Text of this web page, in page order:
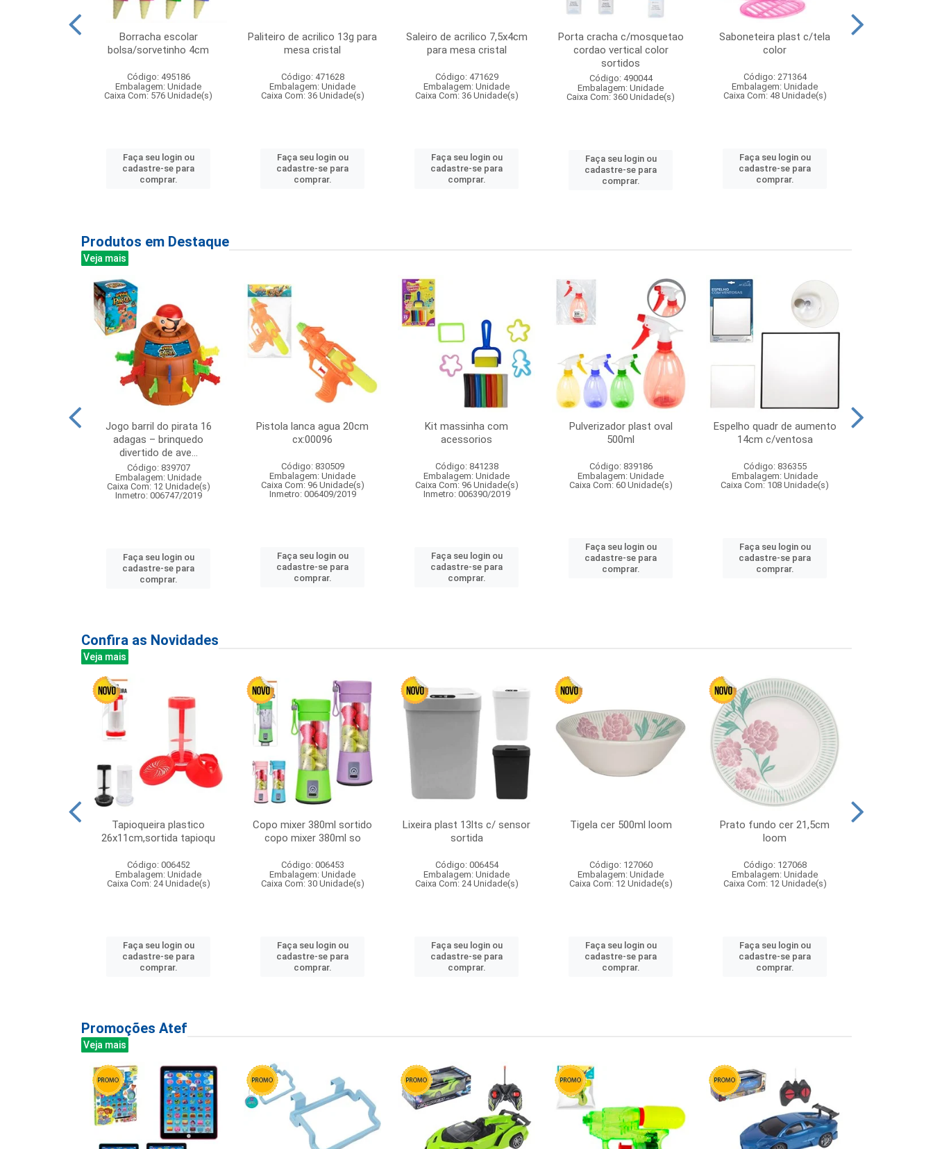
Borracha escolar
bolsa/sorvetinho 4cm
Código: 495186
Embalagem: Unidade
Caixa Com: 576 Unidade(s)
Faça seu login ou
cadastre-se para
comprar.
Paliteiro de acrilico 13g para
mesa cristal
Código: 471628
Embalagem: Unidade
Caixa Com: 36 Unidade(s)
Faça seu login ou
cadastre-se para
comprar.
Saleiro de acrilico 7,5x4cm
para mesa cristal
Código: 471629
Embalagem: Unidade
Caixa Com: 36 Unidade(s)
Faça seu login ou
cadastre-se para
comprar.
Porta cracha c/mosquetao
cordao vertical color
sortidos
Código: 490044
Embalagem: Unidade
Caixa Com: 360 Unidade(s)
Faça seu login ou
cadastre-se para
comprar.
Saboneteira plast c/tela
color
Código: 271364
Embalagem: Unidade
Caixa Com: 48 Unidade(s)
Faça seu login ou
cadastre-se para
comprar.
Produtos em Destaque
Veja mais
Jogo barril do pirata 16
adagas – brinquedo
divertido de ave...
Código: 839707
Embalagem: Unidade
Caixa Com: 12 Unidade(s)
Inmetro: 006747/2019
Faça seu login ou
cadastre-se para
comprar.
Pistola lanca agua 20cm
cx:00096
Código: 830509
Embalagem: Unidade
Caixa Com: 96 Unidade(s)
Inmetro: 006409/2019
Faça seu login ou
cadastre-se para
comprar.
Kit massinha com
acessorios
Código: 841238
Embalagem: Unidade
Caixa Com: 96 Unidade(s)
Inmetro: 006390/2019
Faça seu login ou
cadastre-se para
comprar.
Pulverizador plast oval
500ml
Código: 839186
Embalagem: Unidade
Caixa Com: 60 Unidade(s)
Faça seu login ou
cadastre-se para
comprar.
Espelho quadr de aumento
14cm c/ventosa
Código: 836355
Embalagem: Unidade
Caixa Com: 108 Unidade(s)
Faça seu login ou
cadastre-se para
comprar.
Confira as Novidades
Veja mais
Tapioqueira plastico
26x11cm,sortida tapioqu
Código: 006452
Embalagem: Unidade
Caixa Com: 24 Unidade(s)
Faça seu login ou
cadastre-se para
comprar.
Copo mixer 380ml sortido
copo mixer 380ml so
Código: 006453
Embalagem: Unidade
Caixa Com: 30 Unidade(s)
Faça seu login ou
cadastre-se para
comprar.
Lixeira plast 13lts c/ sensor
sortida
Código: 006454
Embalagem: Unidade
Caixa Com: 24 Unidade(s)
Faça seu login ou
cadastre-se para
comprar.
Tigela cer 500ml loom
Código: 127060
Embalagem: Unidade
Caixa Com: 12 Unidade(s)
Faça seu login ou
cadastre-se para
comprar.
Prato fundo cer 21,5cm
loom
Código: 127068
Embalagem: Unidade
Caixa Com: 12 Unidade(s)
Faça seu login ou
cadastre-se para
comprar.
Promoções Atef
Veja mais